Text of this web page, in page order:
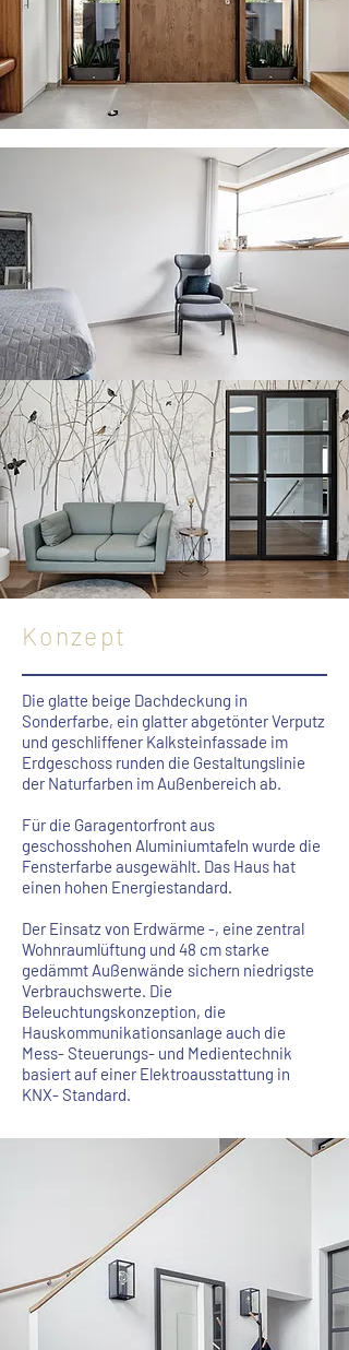
Konzept
Die glatte beige Dachdeckung in
Sonderfarbe, ein glatter abgetönter Verputz
und geschliffener Kalksteinfassade im
Erdgeschoss runden die Gestaltungslinie
der Naturfarben im Außenbereich ab.
Für die Garagentorfront aus
geschosshohen Aluminiumtafeln wurde die
Fensterfarbe ausgewählt. Das Haus hat
einen hohen Energiestandard.
Der Einsatz von Erdwärme -, eine zentral
Wohnraumlüftung und 48 cm starke
gedämmt Außenwände sichern niedrigste
Verbrauchswerte. Die
Beleuchtungskonzeption, die
Hauskommunikationsanlage auch die
Mess- Steuerungs- und Medientechnik
basiert auf einer Elektroausstattung in
KNX- Standard.